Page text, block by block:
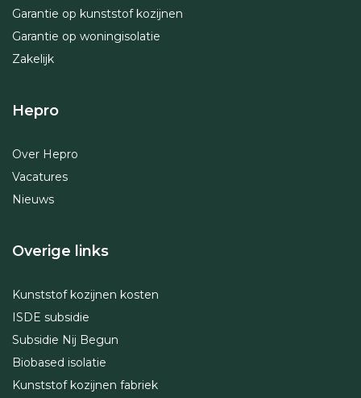
Garantie op kunststof kozijnen
Garantie op woningisolatie
Zakelijk
Hepro
Over Hepro
Vacatures
Nieuws
Overige links
Kunststof kozijnen kosten
ISDE subsidie
Subsidie Nij Begun
Biobased isolatie
Kunststof kozijnen fabriek